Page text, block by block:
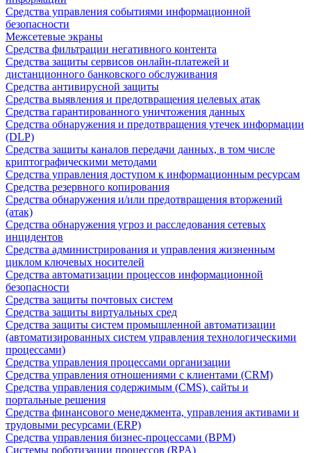
Средства управления событиями информационной
безопасности
Межсетевые экраны
Средства фильтрации негативного контента
Средства защиты сервисов онлайн-платежей и
дистанционного банковского обслуживания
Средства антивирусной защиты
Средства выявления и предотвращения целевых атак
Средства гарантированного уничтожения данных
Средства обнаружения и предотвращения утечек информации
(DLP)
Средства защиты каналов передачи данных, в том числе
криптографическими методами
Средства управления доступом к информационным ресурсам
Средства резервного копирования
Средства обнаружения и/или предотвращения вторжений
(атак)
Средства обнаружения угроз и расследования сетевых
инцидентов
Средства администрирования и управления жизненным
циклом ключевых носителей
Средства автоматизации процессов информационной
безопасности
Средства защиты почтовых систем
Средства защиты виртуальных сред
Средства защиты систем промышленной автоматизации
(автоматизированных систем управления технологическими
процессами)
Средства управления процессами организации
Средства управления отношениями с клиентами (CRM)
Средства управления содержимым (CMS), сайты и
портальные решения
Средства финансового менеджмента, управления активами и
трудовыми ресурсами (ERP)
Средства управления бизнес-процессами (BPM)
Системы роботизации процессов (RPA)